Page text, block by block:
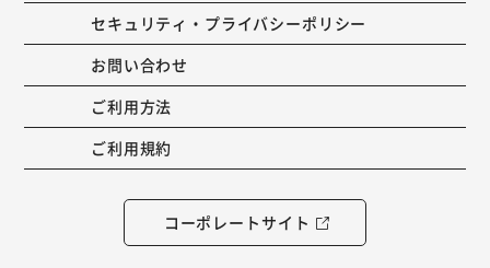
セキュリティ・プライバシーポリシー
お問い合わせ
ご利用方法
ご利用規約
コーポレートサイト